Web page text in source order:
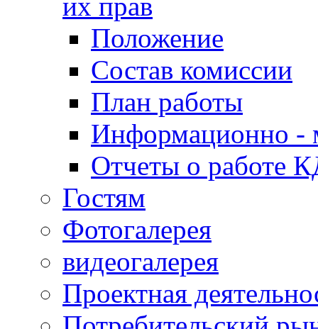
Положение
Состав комиссии
План работы
Информационно -
Отчеты о работе
Гостям
Фотогалерея
видеогалерея
Проектная